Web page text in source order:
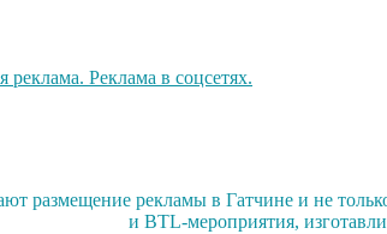
размещение рекламы в Гатчине и не
и BTL-мероприятия,